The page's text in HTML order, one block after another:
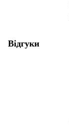
Відгуки